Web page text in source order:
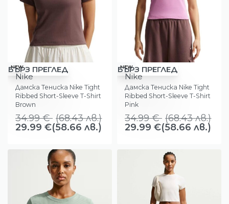
-14%
NEW
БЪРЗ ПРЕГЛЕД
Nike
Дамска Тениска Nike Tight
Ribbed Short-Sleeve T-Shirt
Brown
34.99€ (68.43лв.)
29.99 €(58.66 лв.)
-14%
NEW
БЪРЗ ПРЕГЛЕД
Nike
Дамска Тениска Nike Tight
Ribbed Short-Sleeve T-Shirt
Pink
34.99€ (68.43лв.)
29.99 €(58.66 лв.)